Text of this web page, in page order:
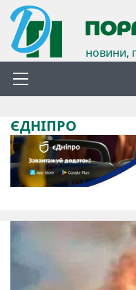
новини,
ЄДНІПРО